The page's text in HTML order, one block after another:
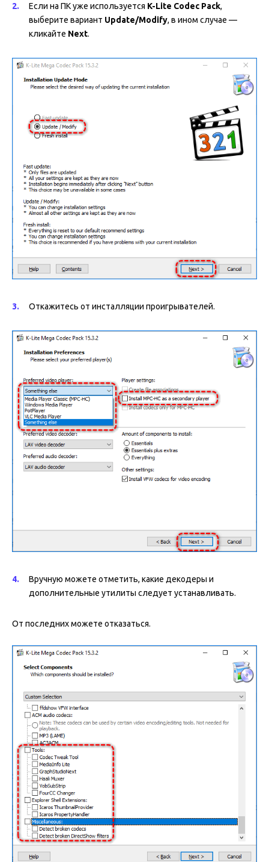
Если на ПК уже используется K-Lite Codec Pack,
выберите вариант Update/Modify, в ином случае —
кликайте Next.
Откажитесь от инсталляции проигрывателей.
Вручную можете отметить, какие декодеры и
дополнительные утилиты следует устанавливать.
От последних можете отказаться.